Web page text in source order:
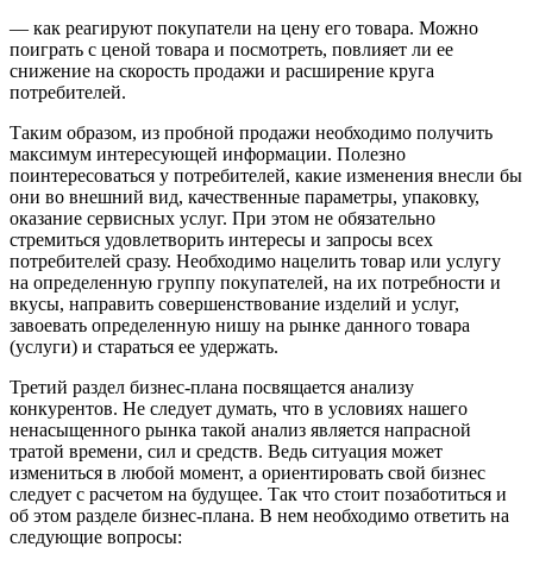
— как реагируют покупатели на цену его товара. Можно
поиграть с ценой товара и посмотреть, повлияет ли ее
снижение на скорость продажи и расширение круга
потребителей.
Таким образом, из пробной продажи необходимо получить
максимум интересующей информации. Полезно
поинтересоваться у потребителей, какие изменения внесли бы
они во внешний вид, качественные параметры, упаковку,
оказание сервисных услуг. При этом не обязательно
стремиться удовлетворить интересы и запросы всех
потребителей сразу. Необходимо нацелить товар или услугу
на определенную группу покупателей, на их потребности и
вкусы, направить совершенствование изделий и услуг,
завоевать определенную нишу на рынке данного товара
(услуги) и стараться ее удержать.
Третий раздел бизнес-плана посвящается анализу
конкурентов. Не следует думать, что в условиях нашего
ненасыщенного рынка такой анализ является напрасной
тратой времени, сил и средств. Ведь ситуация может
измениться в любой момент, а ориентировать свой бизнес
следует с расчетом на будущее. Так что стоит позаботиться и
об этом разделе бизнес-плана. В нем необходимо ответить на
следующие вопросы: